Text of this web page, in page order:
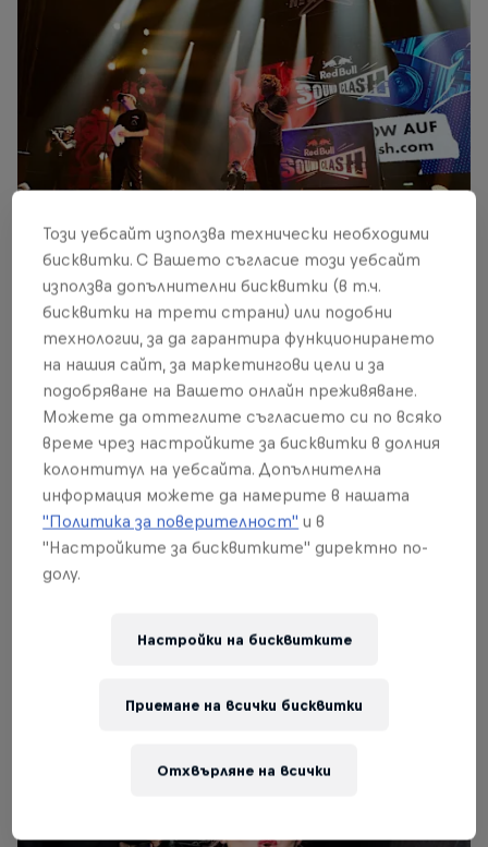
Oida, Wow! LGoony & Crack Ignaz of Team New Level
© Pascal Kerouche
© Vytautas Dranginis
Този уебсайт използва технически необходими
бисквитки. С Вашето съгласие този уебсайт
използва допълнителни бисквитки (в т.ч.
бисквитки на трети страни) или подобни
технологии, за да гарантира функционирането
на нашия сайт, за маркетингови цели и за
подобряване на Вашето онлайн преживяване.
Можете да оттеглите съгласието си по всяко
време чрез настройките за бисквитки в долния
колонтитул на уебсайта. Допълнителна
информация можете да намерите в нашата
"Политика за поверителност" и в
"Настройките за бисквитките" директно по-
долу.
Настройки на бисквитките
Отхвърляне на всички
Приемане на всички бисквитки